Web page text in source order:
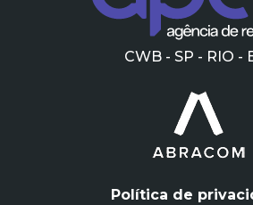
CWB - SP - RIO -
Política de